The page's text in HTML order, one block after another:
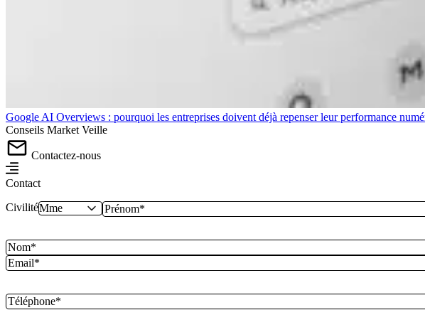
Google AI Overviews : pourquoi les entreprises doivent déjà repenser leur performance
Conseils Market Veille
Contactez-nous
Contact
Civilité